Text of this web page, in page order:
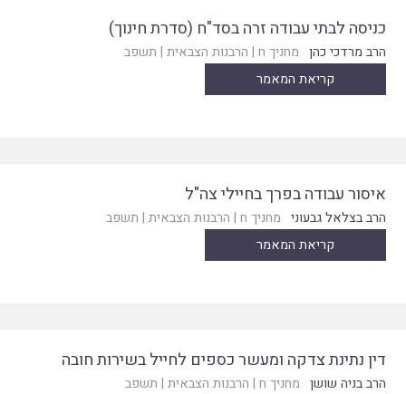
כניסה לבתי עבודה זרה בסד"ח (סדרת חינוך)
הרב מרדכי כהן מחניך ח | הרבנות הצבאית | תשפב
קריאת המאמר
איסור עבודה בפרך בחיילי צה"ל
הרב בצלאל גבעוני מחניך ח | הרבנות הצבאית | תשפב
קריאת המאמר
דין נתינת צדקה ומעשר כספים לחייל בשירות חובה
הרב בניה שושן מחניך ח | הרבנות הצבאית | תשפב